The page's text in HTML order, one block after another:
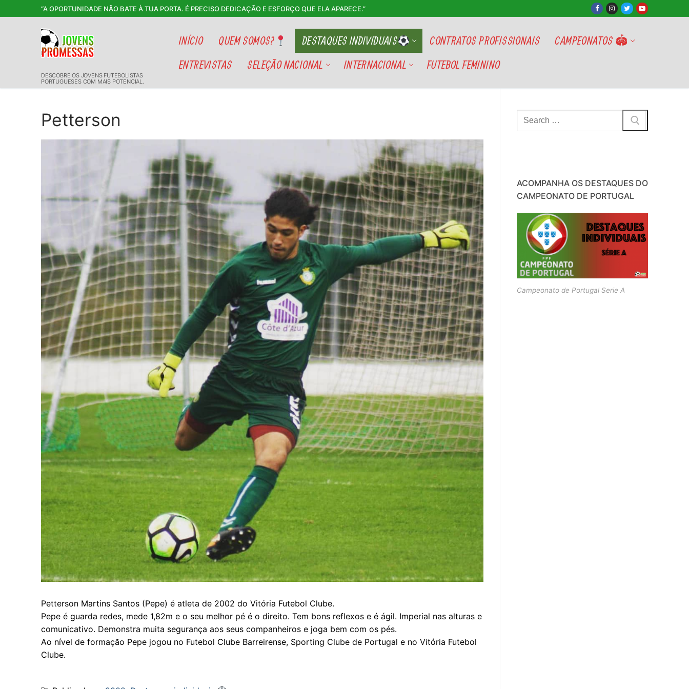
para
“A OPORTUNIDADE NÃO BATE À TUA PORTA. É PRECISO DEDICAÇÃO E ESFORÇO QUE ELA APARECE.”
DESCOBRE OS JOVENS FUTEBOLISTAS
PORTUGUESES COM MAIS POTENCIAL.
INÍCIO QUEM SOMOS? DESTAQUES INDIVIDUAIS CONTRATOS PROFISSIONAIS
CAMPEONATOS 🏟
ENTREVISTAS
SELEÇÃO NACIONAL INTERNACIONAL FUTEBOL FEMININO
Petterson
Petterson Martins Santos (Pepe) é atleta de 2002 do Vitória Futebol Clube.
Pepe é guarda redes, mede 1,82m e o seu melhor pé é o direito. Tem bons reflexos e é ágil. Imperial nas alturas e
comunicativo. Demonstra muita segurança aos seus companheiros e joga bem com os pés.
Ao nível de formação Pepe jogou no Futebol Clube Barreirense, Sporting Clube de Portugal e no Vitória Futebol
Clube.
Pesquisar
ACOMPANHA OS DESTAQUES DO
CAMPEONATO DE PORTUGAL
Campeonato de Portugal Serie A